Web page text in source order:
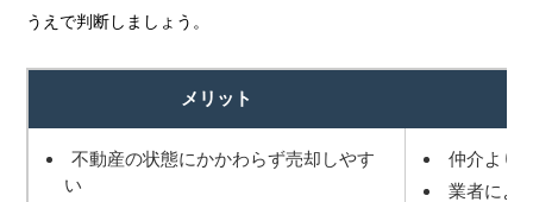
うえで判断しましょう。
メリット
不動産の状態にかかわらず売却しやす
い
仲介より
業者によ